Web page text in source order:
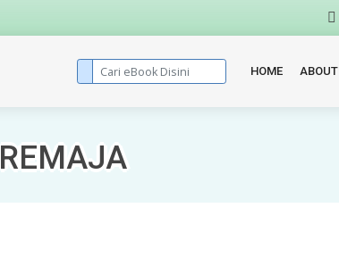
HOME ABOUT
REMAJA